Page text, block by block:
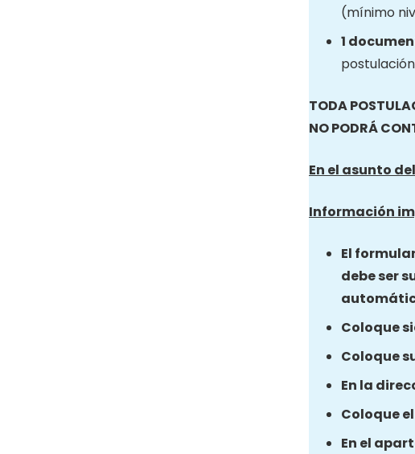
(mínimo
1
TODA
NO PODRÁ
En el asunto
Información
El
debe ser
Coloque
Coloque
En la
Coloque
En el